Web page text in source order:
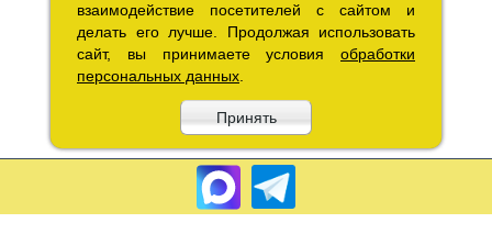
взаимодействие посетителей с сайтом и
делать его лучше. Продолжая использовать
сайт, вы принимаете условия обработки
персональных данных
Принять
взаимодействие посетителей с сайтом и
делать его лучше. Продолжая использовать
сайт, вы принимаете условия обработки
персональных данных
Принять